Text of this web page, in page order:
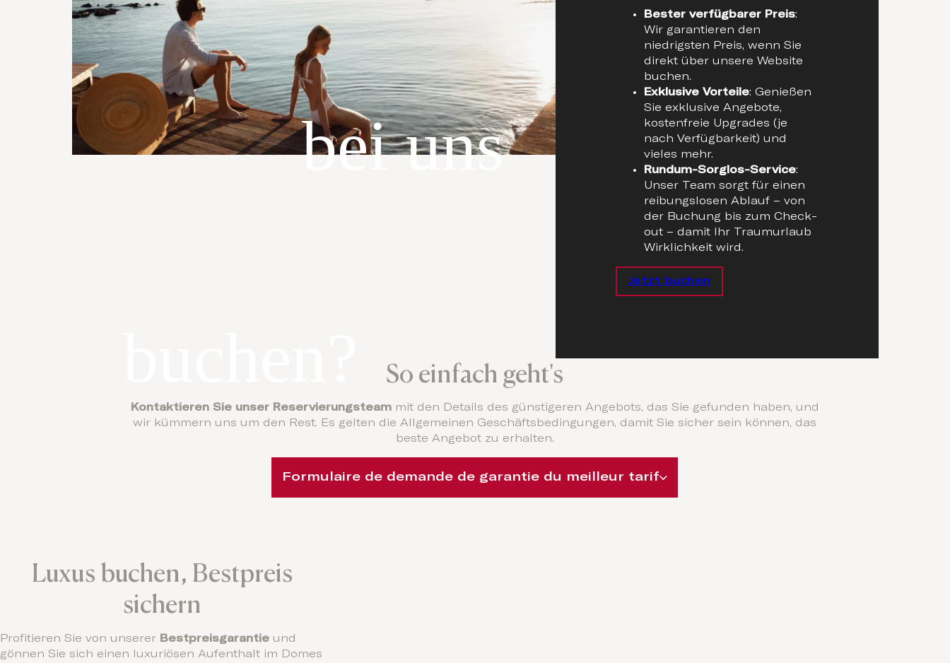
bei uns
Bester verfügbarer Preis:
Wir garantieren den
niedrigsten Preis, wenn Sie
direkt über unsere Website
buchen.
Exklusive Vorteile: Genießen
Sie exklusive Angebote,
kostenfreie Upgrades (je
nach Verfügbarkeit) und
vieles mehr.
Rundum-Sorglos-Service:
Unser Team sorgt für einen
reibungslosen Ablauf – von
der Buchung bis zum Check-
out – damit Ihr Traumurlaub
Wirklichkeit wird.
Jetzt buchen
So einfach geht's
Kontaktieren Sie unser Reservierungsteammit den Details des günstigeren Angebots, das Sie gefunden haben, und
wir kümmern uns um den Rest. Es gelten die Allgemeinen Geschäftsbedingungen, damit Sie sicher sein können, das
beste Angebot zu erhalten.
Formulaire de demande de garantie du meilleur tarif
Luxus buchen, Bestpreis
sichern
Profitieren Sie von unserer Bestpreisgarantie und
gönnen Sie sich einen luxuriösen Aufenthalt im Domes